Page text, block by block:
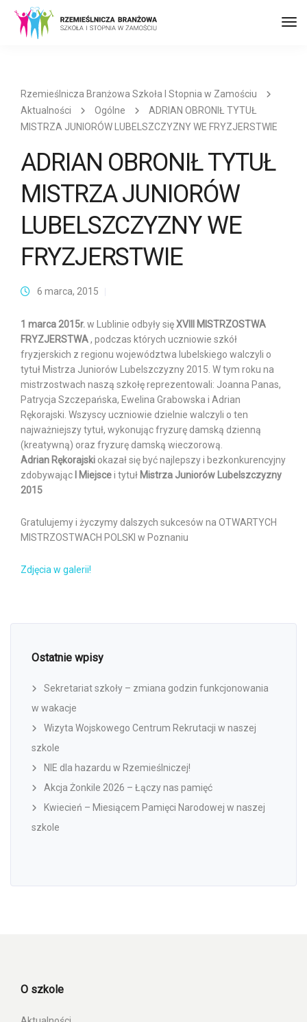
Rzemieślnicza Branżowa Szkoła I Stopnia w Zamościu
Aktualności
Ogólne
ADRIAN OBRONIŁ TYTUŁ
MISTRZA JUNIORÓW LUBELSZCZYZNY WE FRYZJERSTWIE
ADRIAN OBRONIŁ TYTUŁ
MISTRZA JUNIORÓW
LUBELSZCZYZNY WE
FRYZJERSTWIE
6 marca, 2015
1 marca 2015r.w Lublinie odbyły się XVIII MISTRZOSTWA
FRYZJERSTWA, podczas których uczniowie szkół
fryzjerskich z regionu województwa lubelskiego walczyli o
tytuł Mistrza Juniorów Lubelszczyzny 2015. W tym roku na
mistrzostwach naszą szkołę reprezentowali: Joanna Panas,
Patrycja Szczepańska, Ewelina Grabowska i Adrian
Rękorajski. Wszyscy uczniowie dzielnie walczyli o ten
najważniejszy tytuł, wykonując fryzurę damską dzienną
(kreatywną) oraz fryzurę damską wieczorową.
Adrian Rękorajski okazał się być najlepszy i bezkonkurencyjny
zdobywając
I Miejscei tytuł Mistrza Juniorów Lubelszczyzny
2015
Gratulujemy i życzymy dalszych sukcesów na OTWARTYCH
MISTRZOSTWACH POLSKI w Poznaniu
Zdjęcia w galerii!
Ostatnie wpisy
Sekretariat szkoły – zmiana godzin funkcjonowania
w wakacje
Wizyta Wojskowego Centrum Rekrutacji w naszej
szkole
NIE dla hazardu w Rzemieślniczej!
Akcja Żonkile 2026 – Łączy nas pamięć
Kwiecień – Miesiącem Pamięci Narodowej w naszej
szkole
O szkole